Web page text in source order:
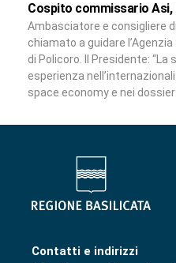
Cospito commissario Asi,
Ambasciatore e consigliere
chiamato a guidare
di Policoro. Il Presidente: “La
esperienza
space economy e nei
Contatti e indirizzi